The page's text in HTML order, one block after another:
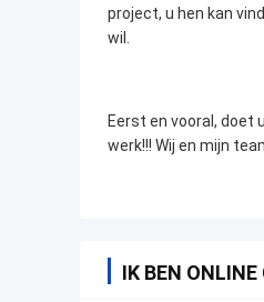
project, u hen kan
wil.
Eerst en vooral, doet
werk!!! Wij en mijn
IK BEN